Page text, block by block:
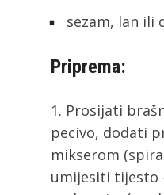
sezam, lan ili
Priprema:
Prosijati
pecivo, dodati
mikserom
umijesiti tijesto